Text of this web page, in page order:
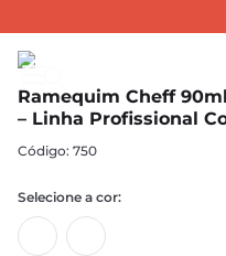
Ramequim Cheff
– Linha Profissional
: 750